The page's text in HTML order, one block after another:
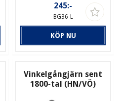
245:-
BG36-L
KÖP NU
Vinkelgångjärn sent
1800-tal (HN/VÖ)